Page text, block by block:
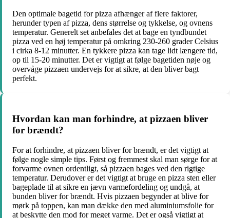
Den optimale bagetid for pizza afhænger af flere faktorer,
herunder typen af pizza, dens størrelse og tykkelse, og ovnens
temperatur. Generelt set anbefales det at bage en tyndbundet
pizza ved en høj temperatur på omkring 230-260 grader Celsius
i cirka 8-12 minutter. En tykkere pizza kan tage lidt længere tid,
op til 15-20 minutter. Det er vigtigt at følge bagetiden nøje og
overvåge pizzaen undervejs for at sikre, at den bliver bagt
perfekt.
Hvordan kan man forhindre, at pizzaen bliver
for brændt?
For at forhindre, at pizzaen bliver for brændt, er det vigtigt at
følge nogle simple tips. Først og fremmest skal man sørge for at
forvarme ovnen ordentligt, så pizzaen bages ved den rigtige
temperatur. Derudover er det vigtigt at bruge en pizza sten eller
bageplade til at sikre en jævn varmefordeling og undgå, at
bunden bliver for brændt. Hvis pizzaen begynder at blive for
mørk på toppen, kan man dække den med aluminiumsfolie for
at beskytte den mod for meget varme. Det er også vigtigt at